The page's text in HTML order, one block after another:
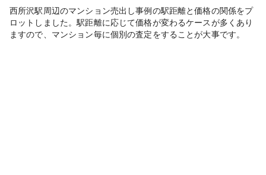
西所沢駅周辺のマンション売出し事例の駅距離と価格の関係をプ
ロットしました。駅距離に応じて価格が変わるケースが多くあり
ますので、マンション毎に個別の査定をすることが大事です。